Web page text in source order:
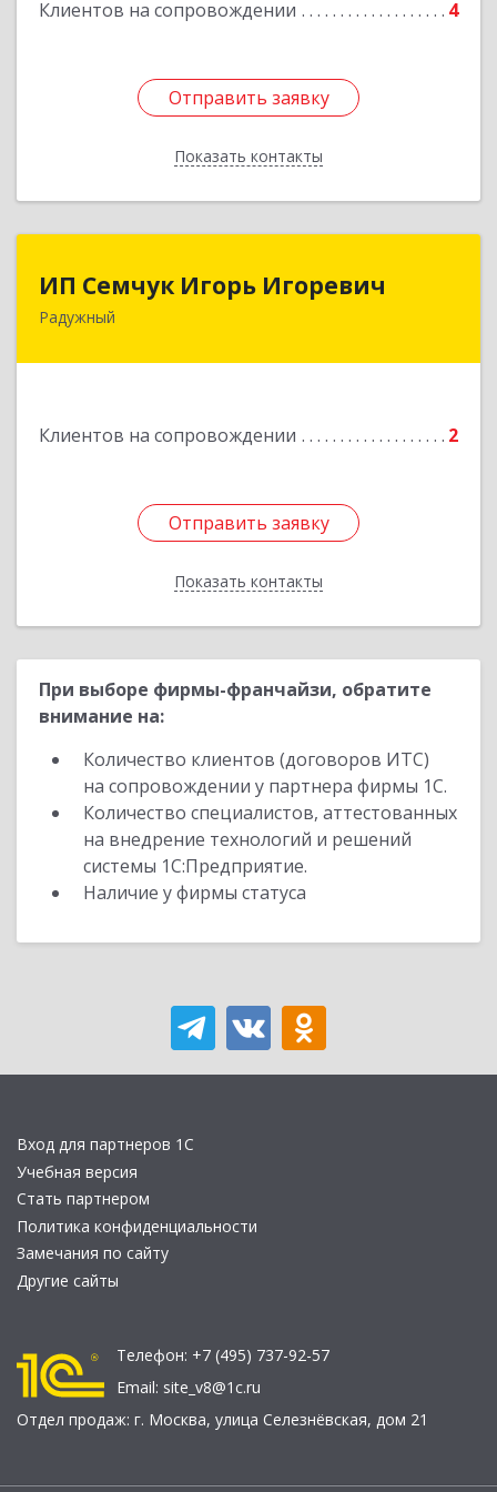
Клиентов на сопровождении 4
Отправить заявку
Показать контакты
Отправить заявку
Назад
ИП Семчук Игорь Игоревич
Радужный
Клиентов на сопровождении 2
Отправить заявку
Показать контакты
628464, ХМАО-Югра, г. Радужный, 1 мкн.,
Отправить заявку
Назад
При выборе фирмы-франчайзи, обратите
внимание на:
Количество клиентов (договоров ИТС)
на сопровождении у партнера фирмы 1С.
Количество специалистов, аттестованных
на внедрение технологий и решений
системы 1С:Предприятие.
Наличие у фирмы статуса
Вход для партнеров 1С
Учебная версия
Стать партнером
Политика конфиденциальности
Замечания по сайту
Другие сайты
Телефон: +7 (495) 737-92-57
Email: site_v8@1c.ru
Отдел продаж: г. Москва, улица Селезнёвская, дом 21